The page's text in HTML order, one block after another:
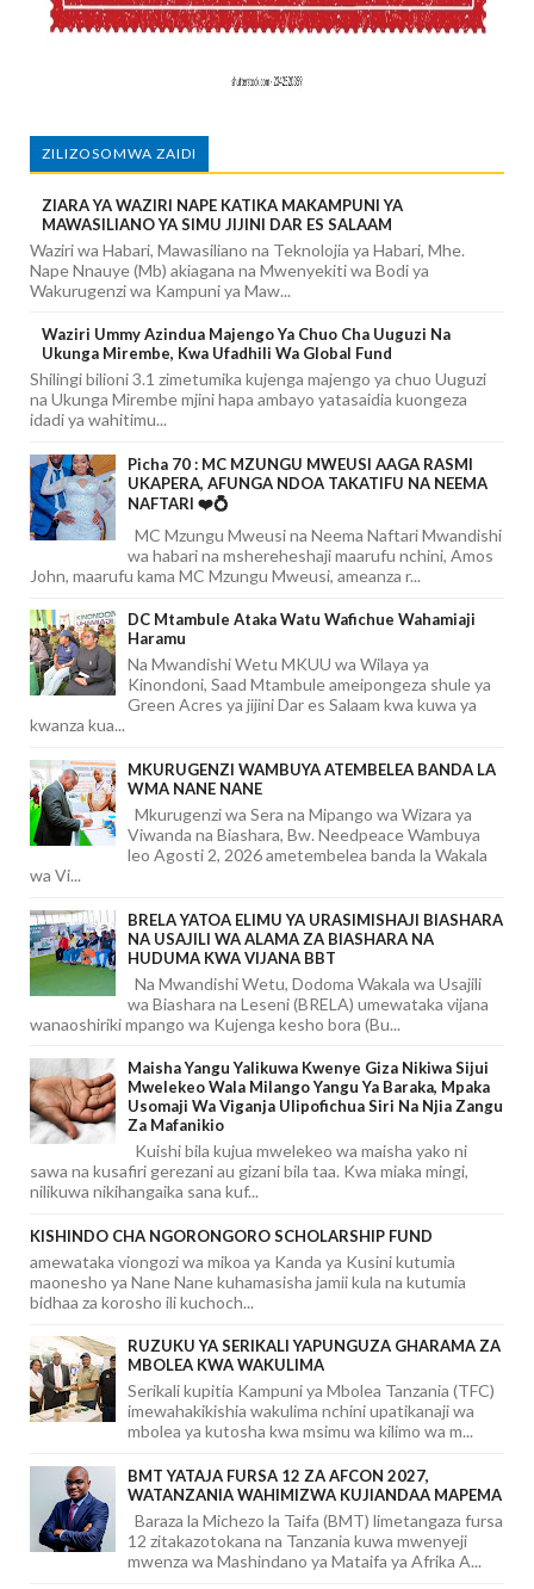
ZILIZOSOMWA ZAIDI
ZIARA YA WAZIRI NAPE KATIKA MAKAMPUNI YA
MAWASILIANO YA SIMU JIJINI DAR ES SALAAM
Waziri wa Habari, Mawasiliano na Teknolojia ya Habari, Mhe.
Nape Nnauye (Mb) akiagana na Mwenyekiti wa Bodi ya
Wakurugenzi wa Kampuni ya Maw...
Waziri Ummy Azindua Majengo Ya Chuo Cha Uuguzi Na
Ukunga Mirembe, Kwa Ufadhili Wa Global Fund
Shilingi bilioni 3.1 zimetumika kujenga majengo ya chuo Uuguzi
na Ukunga Mirembe mjini hapa ambayo yatasaidia kuongeza
idadi ya wahitimu...
Picha 70 : MC MZUNGU MWEUSI AAGA RASMI
UKAPERA, AFUNGA NDOA TAKATIFU NA NEEMA
NAFTARI ❤️💍
MC Mzungu Mweusi na Neema Naftari Mwandishi
wa habari na mshereheshaji maarufu nchini, Amos
John, maarufu kama MC Mzungu Mweusi, ameanza r...
DC Mtambule Ataka Watu Wafichue Wahamiaji
Haramu
Na Mwandishi Wetu MKUU wa Wilaya ya
Kinondoni, Saad Mtambule ameipongeza shule ya
Green Acres ya jijini Dar es Salaam kwa kuwa ya
kwanza kua...
MKURUGENZI WAMBUYA ATEMBELEA BANDA LA
WMA NANE NANE
Mkurugenzi wa Sera na Mipango wa Wizara ya
Viwanda na Biashara, Bw. Needpeace Wambuya
leo Agosti 2, 2026 ametembelea banda la Wakala
wa Vi...
BRELA YATOA ELIMU YA URASIMISHAJI BIASHARA
NA USAJILI WA ALAMA ZA BIASHARA NA
HUDUMA KWA VIJANA BBT
Na Mwandishi Wetu, Dodoma Wakala wa Usajili
wa Biashara na Leseni (BRELA) umewataka vijana
wanaoshiriki mpango wa Kujenga kesho bora (Bu...
Maisha Yangu Yalikuwa Kwenye Giza Nikiwa Sijui
Mwelekeo Wala Milango Yangu Ya Baraka, Mpaka
Usomaji Wa Viganja Ulipofichua Siri Na Njia Zangu
Za Mafanikio
Kuishi bila kujua mwelekeo wa maisha yako ni
sawa na kusafiri gerezani au gizani bila taa. Kwa miaka mingi,
nilikuwa nikihangaika sana kuf...
KISHINDO CHA NGORONGORO SCHOLARSHIP FUND
amewataka viongozi wa mikoa ya Kanda ya Kusini kutumia
maonesho ya Nane Nane kuhamasisha jamii kula na kutumia
bidhaa za korosho ili kuchoch...
RUZUKU YA SERIKALI YAPUNGUZA GHARAMA ZA
MBOLEA KWA WAKULIMA
Serikali kupitia Kampuni ya Mbolea Tanzania (TFC)
imewahakikishia wakulima nchini upatikanaji wa
mbolea ya kutosha kwa msimu wa kilimo wa m...
BMT YATAJA FURSA 12 ZA AFCON 2027,
WATANZANIA WAHIMIZWA KUJIANDAA MAPEMA
Baraza la Michezo la Taifa (BMT) limetangaza fursa
12 zitakazotokana na Tanzania kuwa mwenyeji
mwenza wa Mashindano ya Mataifa ya Afrika A...